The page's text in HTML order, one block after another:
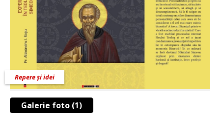
Galerie foto (1)
Repere și idei